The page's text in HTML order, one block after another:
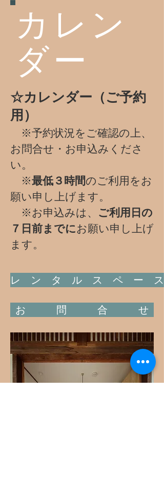
​カレン
ダー
☆カレンダー（ご予約
用）
※予約状況をご確認の上、
お問合せ・お申込みくださ
い。
​ ※最低３ 時間のご利用をお
願い申し上げます。
​ ※お申込みは、 ご利用日の
７日前までにお願い申し上げ
ます。
レ ン タ ル ス ペ ー ス
お 問 合 せ